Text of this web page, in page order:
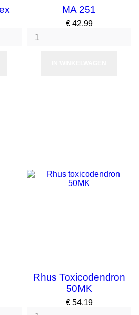
MA 251
Prijs
€ 42,99
Rhus Toxicodendron
50MK
Prijs
€ 54,19